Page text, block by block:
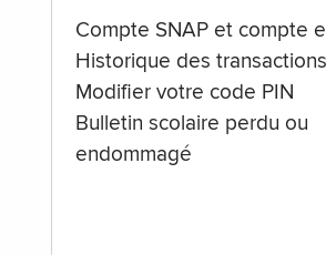
Compte SNAP et compte
Historique des transactions
Modifier votre code PIN
Bulletin scolaire perdu ou
endommagé